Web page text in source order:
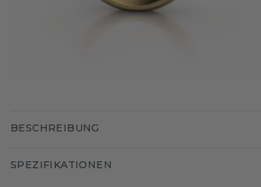
BESCHREIBUNG
SPEZIFIKATIONEN